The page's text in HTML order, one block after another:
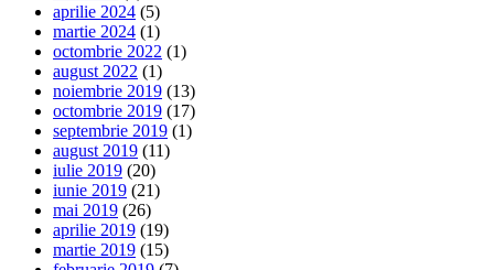
aprilie 2024 (5)
martie 2024 (1)
octombrie 2022 (1)
august 2022 (1)
noiembrie 2019 (13)
octombrie 2019 (17)
septembrie 2019 (1)
august 2019 (11)
iulie 2019 (20)
iunie 2019 (21)
mai 2019 (26)
aprilie 2019 (19)
martie 2019 (15)